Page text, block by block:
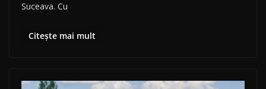
Suceava. Cu
Citește mai mult